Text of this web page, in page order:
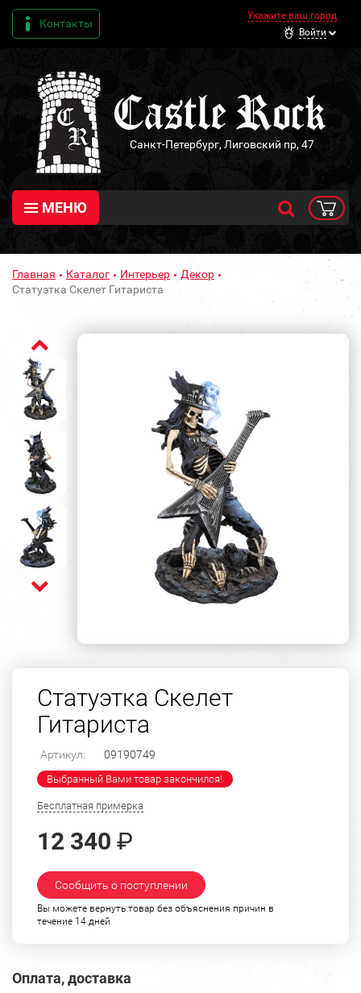
Контакты
Укажите ваш город
Войти
Санкт-Петербург, Лиговский пр, 47
МЕНЮ
Главная Каталог Интерьер
Декор
Статуэтка Скелет Гитариста
Статуэтка Скелет
Гитариста
Артикул: 09190749
Выбранный Вами товар закончился!
Бесплатная примерка
12 340 ₽
Сообщить о поступлении
Вы можете вернуть товар без объяснения причин в
течение 14 дней
Оплата, доставка